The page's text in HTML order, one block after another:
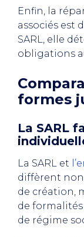
Enfin, la
associés est
SARL, elle
obligations
formes
La SARL
La SARL et
diffèrent
de création,
de
de régime